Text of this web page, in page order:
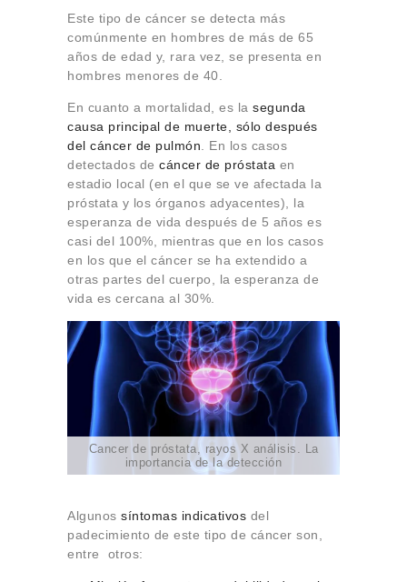
Este tipo de cáncer se detecta más
comúnmente en hombres de más de 65
años de edad y, rara vez, se presenta en
hombres menores de 40.
En cuanto a mortalidad, es la segunda
causa principal de muerte, sólo después
del cáncer de pulmón . En los casos
detectados de cáncer de próstata en
estadio local (en el que se ve afectada la
próstata y los órganos adyacentes), la
esperanza de vida después de 5 años es
casi del 100%, mientras que en los casos
en los que el cáncer se ha extendido a
otras partes del cuerpo, la esperanza de
vida es cercana al 30%.
Cancer de próstata, rayos X análisis. La
importancia de la detección
Algunos síntomas indicativos del
padecimiento de este tipo de cáncer son,
entre otros: